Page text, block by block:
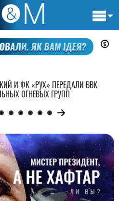
И ФК «РУХ» ПЕРЕДАЛИ ВВК
ОГНЕВЫХ ГРУПП